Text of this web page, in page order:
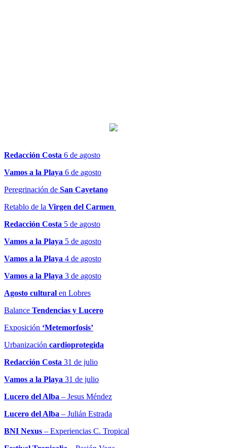
Redacción Costa 6 de agosto
Vamos a la Playa 6 de agosto
Peregrinación de San Cayetano
Retablo de la Virgen del Carmen
Redacción Costa 5 de agosto
Vamos a la Playa 5 de agosto
Vamos a la Playa 4 de agosto
Vamos a la Playa 3 de agosto
Agosto cultural en Lobres
Balance Tendencias y Lucero
Exposición ‘Metemorfosis’
Urbanización cardioprotegida
Redacción Costa 31 de julio
Vamos a la Playa 31 de julio
Lucero del Alba – Jesus Méndez
Lucero del Alba – Julián Estrada
BNI Nexus – Experiencias C. Tropical